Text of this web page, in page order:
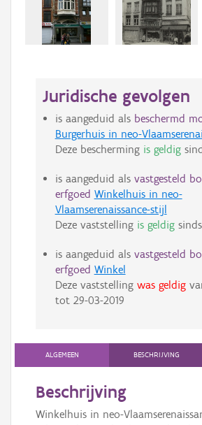
Juridische gevolgen
is aangeduid als beschermd
Burgerhuis in neo-
Deze bescherming is geldig
is aangeduid als vastgesteld
erfgoed Winkelhuis in neo-
Vlaamserenaissance-stijl
Deze vaststelling is geldigsinds
is aangeduid als vastgesteld
erfgoed Winkel
Deze vaststelling was geldig
tot 29-03-2019
ALGEMEEN BESCHRIJVING
Beschrijving
Winkelhuis in neo-